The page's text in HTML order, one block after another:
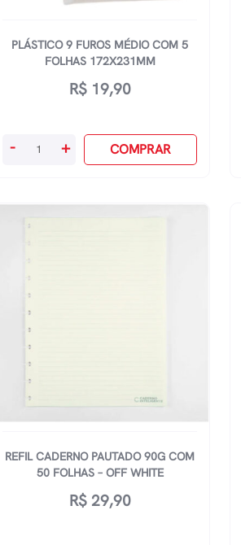
PLÁSTICO 9 FUROS MÉDIO COM 5
FOLHAS 172X231MM
R$19,90
PlÁstico
MÉdio
quantidade
- + COMPRAR
REFIL CADERNO PAUTADO 90G COM
50 FOLHAS – OFF WHITE
R$29,90